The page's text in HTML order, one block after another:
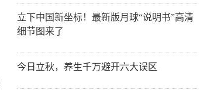
立下中国新坐标！最新版月球“说明书”高清
细节图来了
今日立秋，养生千万避开六大误区